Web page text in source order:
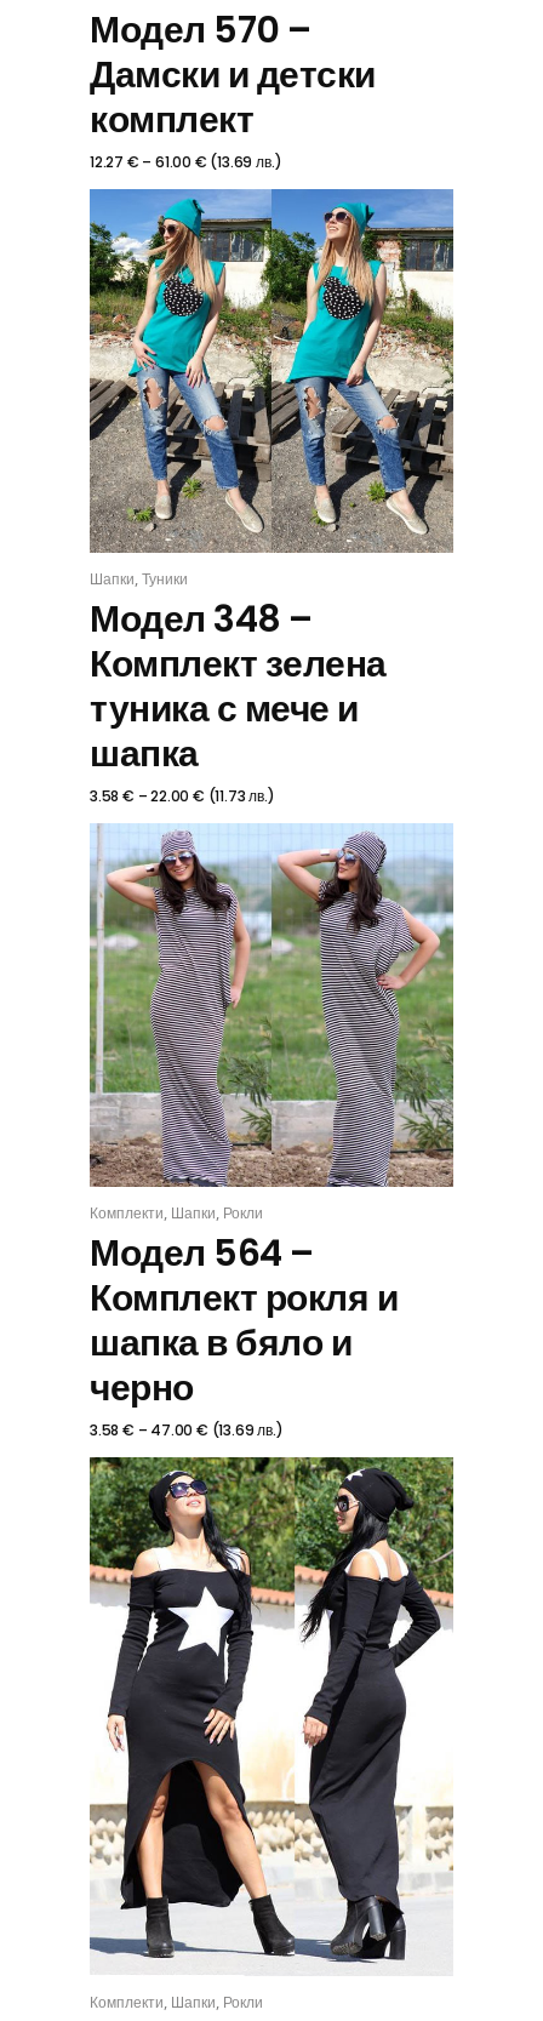
Модел 570 –
Дамски и детски
комплект
12.27 € –61.00 € (13.69лв.)
КОМПЛЕКТ
Шапки,Туники
Модел 348 –
Комплект зелена
туника с мече и
шапка
3.58 € –22.00€ (11.73лв.)
КОМПЛЕКТ
Комплекти, Шапки, Рокли
Модел 564 –
Комплект рокля и
шапка в бяло и
черно
3.58 € – 47.00€ (13.69лв.)
КОМПЛЕКТ
Комплекти, Шапки, Рокли